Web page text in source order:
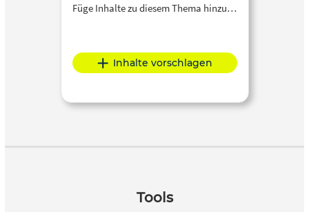
Füge Inhalte zu diesem Thema hinzu…
Inhalte vorschlagen
Tools